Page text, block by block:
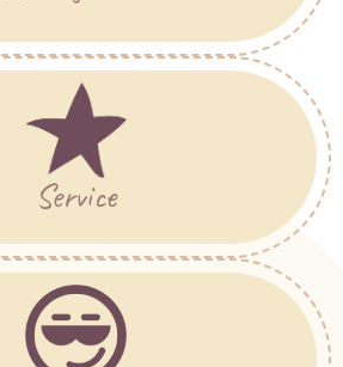
Service